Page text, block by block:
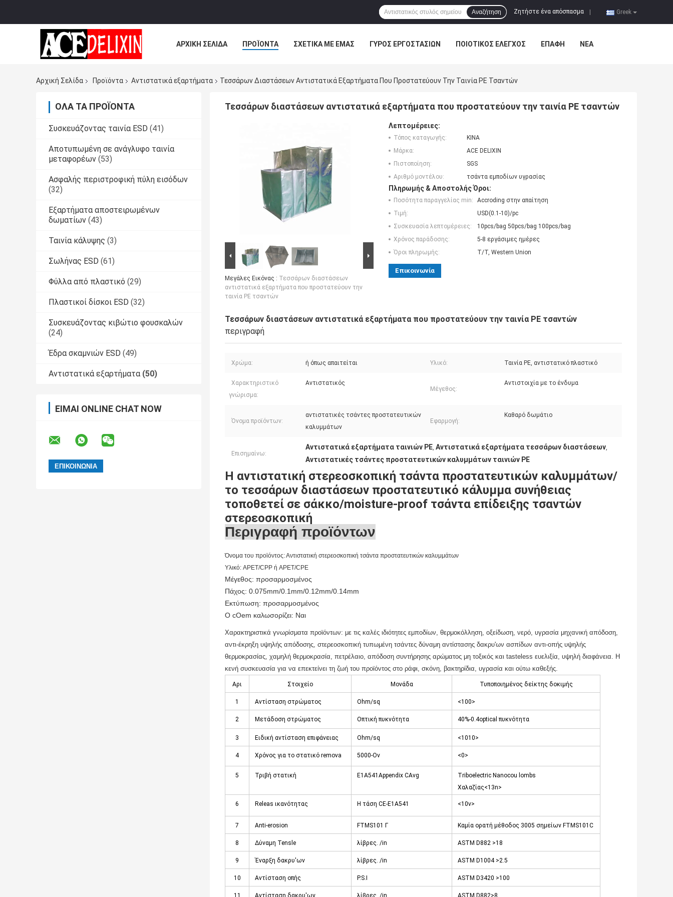
Greek
Ζητήστε ένα απόσπασμα
Αναζήτηση
ΑΡΧΙΚΉ ΣΕΛΊΔΑ ΠΡΟΪΌΝΤΑ ΣΧΕΤΙΚΆ ΜΕ ΕΜΆΣ ΓΎΡΟΣ ΕΡΓΟΣΤΑΣΊΩΝ ΠΟΙΟΤΙΚΌΣ ΈΛΕΓΧΟΣ ΕΠΑΦΉ ΝΈΑ
Αρχική Σελίδα
Προϊόντα Αντιστατικά εξαρτήματα Τεσσάρων Διαστάσεων Αντιστατικά Εξαρτήματα Που Προστατεύουν Την Ταινία PE Τσαντών
ΌΛΑ ΤΑ ΠΡΟΪΌΝΤΑ
Συσκευάζοντας ταινία ESD (41)
Αποτυπωμένη σε ανάγλυφο ταινία
μεταφορέων (53)
Ασφαλής περιστροφική πύλη εισόδων
(32)
Εξαρτήματα αποστειρωμένων
δωματίων (43)
Ταινία κάλυψης (3)
Σωλήνας ESD (61)
Φύλλα από πλαστικό (29)
Πλαστικοί δίσκοι ESD (32)
Συσκευάζοντας κιβώτιο φουσκαλών
(24)
Έδρα σκαμνιών ESD (49)
Αντιστατικά εξαρτήματα (50)
ΕΊΜΑΙ ONLINE CHAT NOW
Τεσσάρων διαστάσεων αντιστατικά εξαρτήματα που προστατεύουν την ταινία PE τσαντών
Μεγάλες Εικόνας : Τεσσάρων διαστάσεων
αντιστατικά εξαρτήματα που προστατεύουν την
ταινία PE τσαντών
Λεπτομέρειες:
Τόπος καταγωγής:
ΚΙΝΑ
Μάρκα:
ACE DELIXIN
Πιστοποίηση:
SGS
Αριθμό μοντέλου:
τσάντα εμποδίων υγρασίας
Πληρωμής & Αποστολής Όροι:
Ποσότητα παραγγελίας min:
Accroding στην απαίτηση
Τιμή:
USD(0.1-10)/pc
Συσκευασία λεπτομέρειες:
10pcs/bag 50pcs/bag 100pcs/bag
Χρόνος παράδοσης:
5-8 εργάσιμες ημέρες
Όροι πληρωμής:
T/T, Western Union
Επικοινωνία
Τεσσάρων διαστάσεων αντιστατικά εξαρτήματα που προστατεύουν την ταινία PE τσαντών
περιγραφή
Χρώμα: ή όπως απαιτείται Υλικό: Ταινία PE, αντιστατικό πλαστικό
Χαρακτηριστικό
γνώρισμα:
Αντιστατικός
Μέγεθος:
Αντιστοιχία με το ένδυμα
Όνομα προϊόντων:
αντιστατικές τσάντες προστατευτικών
καλυμμάτων
Εφαρμογή:
Καθαρό δωμάτιο
Επισημαίνω:
Αντιστατικά εξαρτήματα ταινιών PE, Αντιστατικά εξαρτήματα τεσσάρων διαστάσεων,
Αντιστατικές τσάντες προστατευτικών καλυμμάτων ταινιών PE
Η αντιστατική στερεοσκοπική τσάντα προστατευτικών καλυμμάτων/
το τεσσάρων διαστάσεων προστατευτικό κάλυμμα συνήθειας
τοποθετεί σε σάκκο/moisture-proof τσάντα επίδειξης τσαντών
στερεοσκοπική
Περιγραφή προϊόντων
Όνομα του προϊόντος: Αντιστατική στερεοσκοπική τσάντα προστατευτικών καλυμμάτων
Υλικό: APET/CPP ή APET/CPE
Μέγεθος: προσαρμοσμένος
Πάχος: 0.075mm/0.1mm/0.12mm/0.14mm
Εκτύπωση: προσαρμοσμένος
Ο cOem καλωσορίζει: Ναι
Χαρακτηριστικά γνωρίσματα προϊόντων: με τις καλές ιδιότητες εμποδίων, θερμοκόλληση, οξείδωση, νερό, υγρασία μηχανική απόδοση,
αντι-έκρηξη υψηλής απόδοσης, στερεοσκοπική τυπωμένη τσάντες δύναμη αντίστασης δακρυ'ων ασπίδων αντι-οπής υψηλής
θερμοκρασίας, χαμηλή θερμοκρασία, πετρέλαιο, απόδοση συντήρησης αρώματος μη τοξικός και tasteless ευελιξία, υψηλή διαφάνεια. Η
κενή συσκευασία για να επεκτείνει τη ζωή του προϊόντος στο ράφι, σκόνη, βακτηρίδια, υγρασία και ούτω καθεξής.
Αρι
Στοιχείο Μονάδα Τυποποιημένος δείκτης δοκιμής
1
Αντίσταση στρώματος
Ohm/sq <100>
2
Μετάδοση στρώματος
Οπτική πυκνότητα 40%-0.4optical πυκνότητα
3 Ειδική αντίσταση επιφάνειας Ohm/sq <1010>
4 Χρόνος για το στατικό remova 5000-Ov <0>
5 Τριβή στατική E1A541Appendix CAvg
Triboelectric Nanocou lombs
Χαλαζίας<13n>
6 Releas ικανότητας Η τάση CE-E1A541 <10v>
7 Anti-erosion FTMS101 Γ Καμία ορατή μέθοδος 3005 σημείων FTMS101C
8 Δύναμη Tensle λίβρες. /in ASTM D882 >18
9 Έναρξη δακρυ'ων λίβρες. /in ASTM D1004 >2.5
10 Αντίσταση οπής P.S.I ASTM D3420 >100